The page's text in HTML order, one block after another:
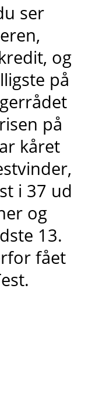
ser
, og
på
på
kåret
i 37 ud
og
13.
fået
est.